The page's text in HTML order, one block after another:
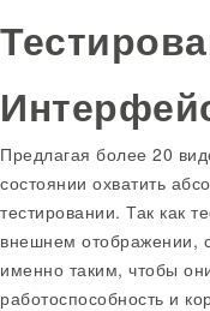
Предлагая более 20
состоянии охватить
тестировании. Так как
внешнем отображении,
именно таким, чтобы
работоспособность и